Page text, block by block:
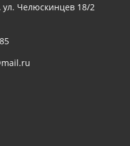
ул. Челюскинцев 18/2